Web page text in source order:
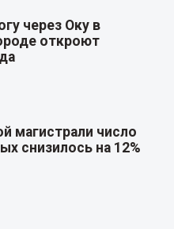
через Оку в
откроют
магистрали число
снизилось на 12%